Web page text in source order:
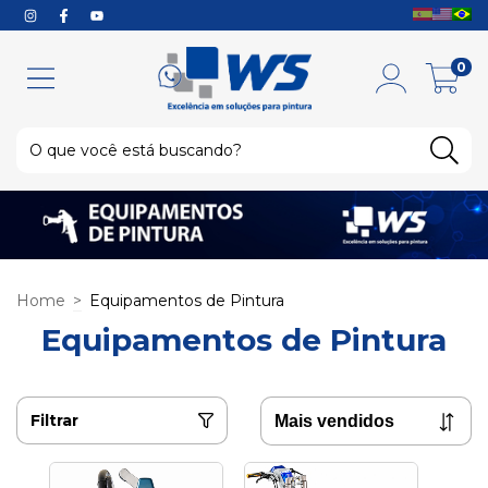
0
Home > Equipamentos de Pintura
Equipamentos de Pintura
Filtrar